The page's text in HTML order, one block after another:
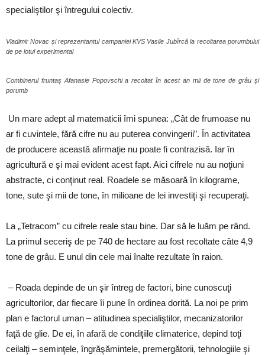
specialiştilor şi întregului colectiv.
Vladimir Novac și reprezentantul campaniei KVS Vasile Jubîrcă la recoltarea porumbului
de pe lotul experimental
Combinerul fruntaș Afanasie Popovschi a recoltat în acest an mii de tone de grâu și
porumb
Un mare adept al matematicii îmi spunea: „Cât de frumoase nu
ar fi cuvintele, fără cifre nu au puterea convingerii”. În activitatea
de producere această afirmaţie nu poate fi contrazisă. Iar în
agricultură e şi mai evident acest fapt. Aici cifrele nu au noţiuni
abstracte, ci conţinut real. Roadele se măsoară în kilograme,
tone, sute şi mii de tone, în milioane de lei investiţi şi recuperaţi.
La „Tetracom” cu cifrele reale stau bine. Dar să le luăm pe rând.
La primul seceriş de pe 740 de hectare au fost recoltate câte 4,9
tone de grâu. E unul din cele mai înalte rezultate în raion.
– Roada depinde de un şir întreg de factori, bine cunoscuţi
agricultorilor, dar fiecare îi pune în ordinea dorită. La noi pe prim
plan e factorul uman – atitudinea specialiştilor, mecanizatorilor
faţă de glie. De ei, în afară de condiţiile climaterice, depind toţi
ceilalţi – seminţele, îngrăşămintele, premergătorii, tehnologiile şi